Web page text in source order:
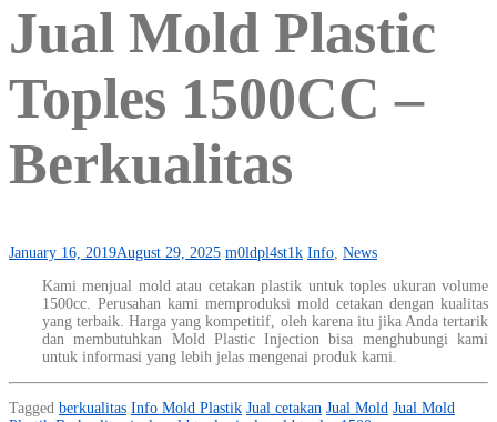
Jual Mold Plastic
Toples 1500CC –
Berkualitas
January 16, 2019August 29, 2025 m0ldpl4st1k Info, News
Kami menjual mold atau cetakan plastik untuk toples ukuran volume
1500cc. Perusahan kami memproduksi mold cetakan dengan kualitas
yang terbaik. Harga yang kompetitif, oleh karena itu jika Anda tertarik
dan membutuhkan Mold Plastic Injection bisa menghubungi kami
untuk informasi yang lebih jelas mengenai produk kami.
Tagged berkualitas Info Mold Plastik Jual cetakan Jual Mold Jual Mold